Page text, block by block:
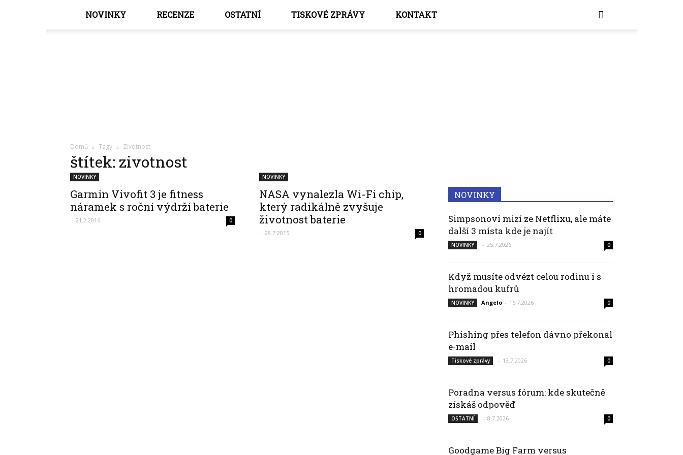
NOVINKY RECENZE OSTATNÍ TISKOVÉ ZPRÁVY KONTAKT
hodinky
Domů Tagy Zivotnost
štítek: zivotnost
NOVINKY
Garmin Vivofit 3 je fitness
náramek s roční výdrží baterie
- 21.2.2016 0
NOVINKY
NASA vynalezla Wi-Fi chip,
který radikálně zvyšuje
životnost baterie
- 28.7.2015 0
NOVINKY
Simpsonovi mizí ze Netflixu, ale máte
další 3 místa kde je najít
NOVINKY - 25.7.2026 0
Když musíte odvézt celou rodinu i s
hromadou kufrů
NOVINKY Angelo - 16.7.2026 0
Phishing přes telefon dávno překonal
e-mail
Tiskové zprávy - 13.7.2026 0
Poradna versus fórum: kde skutečně
získáš odpověď
OSTATNÍ - 8.7.2026 0
Goodgame Big Farm versus